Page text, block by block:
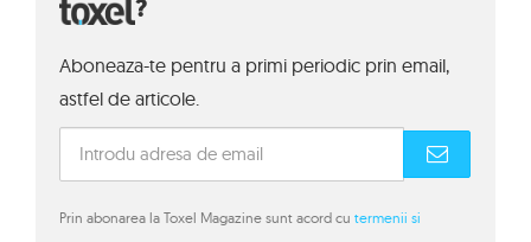
?
Aboneaza-te pentru a primi periodic prin email,
astfel de articole.
Prin abonarea la Toxel Magazine sunt acord cu termenii si